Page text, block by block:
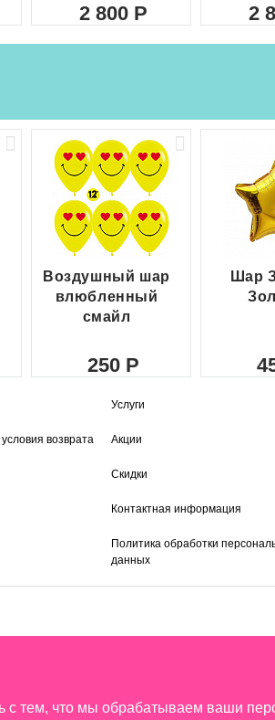
2 800 2
Воздушный шар
влюбленный
смайл
250
Шар
возврата
Услуги
Акции
Скидки
Контактная информация
Политика обработки
данных
с тем, что мы обрабатываем ваши